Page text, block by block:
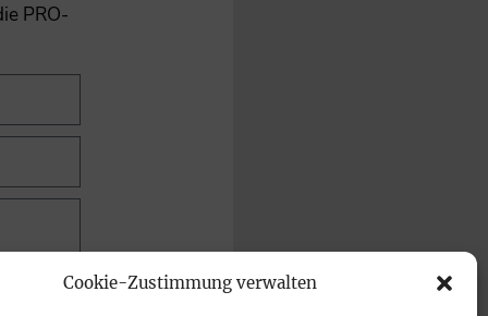
Cookie-Zustimmung verwalten
PRO-